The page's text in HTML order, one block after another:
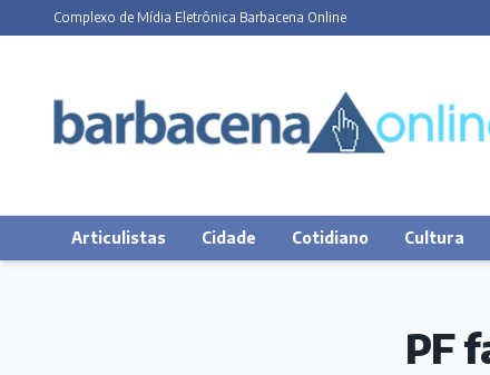
Complexo de Mídia Eletrônica Barbacena Online
Articulistas Cidade Cotidiano Cultura
PF